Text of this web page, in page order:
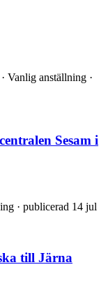
Vanlig anställning ·
Sesam i
· publicerad 14 jul
till Järna